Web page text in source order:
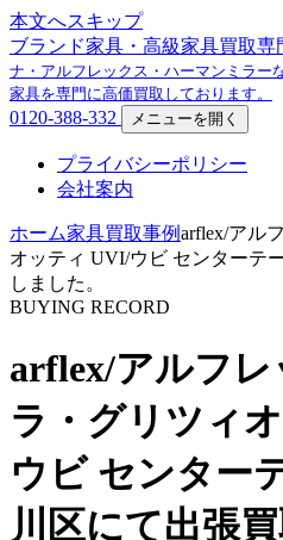
本文へスキップ
ブランド家具・高級家具買取専
ナ・アルフレックス・ハーマンミラー
家具を専門に高価買取しております。
0120-388-332 メニューを開く
プライバシーポリシー
会社案内
ホーム家具買取事例arflex/アル
オッティ UVI/ウビ センターテ
しました。
BUYING RECORD
arflex/アルフレ
ラ・グリツィ
ウビ センター
川区にて出張買